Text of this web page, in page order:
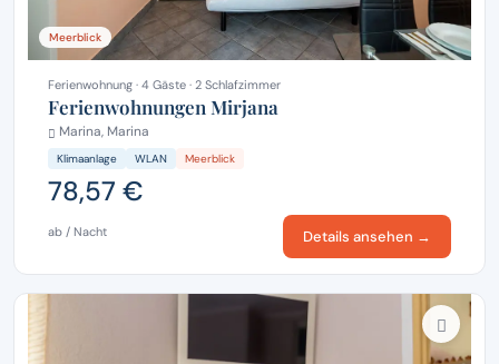
Meerblick
Ferienwohnung · 4 Gäste · 2 Schlafzimmer
Ferienwohnungen Mirjana
Marina, Marina
Klimaanlage WLAN Meerblick
78,57 €
ab / Nacht Details ansehen →